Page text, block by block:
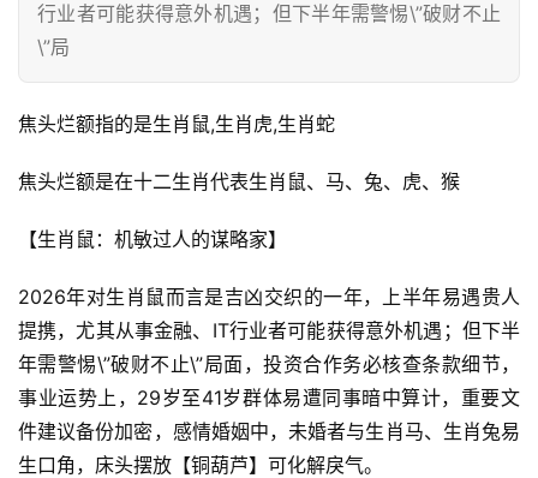
行业者可能获得意外机遇；但下半年需警惕\”破财不止
\”局
焦头烂额指的是生肖鼠,生肖虎,生肖蛇
焦头烂额是在十二生肖代表生肖鼠、马、兔、虎、猴
【生肖鼠：机敏过人的谋略家】
2026年对生肖鼠而言是吉凶交织的一年，上半年易遇贵人
提携，尤其从事金融、IT行业者可能获得意外机遇；但下半
年需警惕\”破财不止\”局面，投资合作务必核查条款细节，
事业运势上，29岁至41岁群体易遭同事暗中算计，重要文
件建议备份加密，感情婚姻中，未婚者与生肖马、生肖兔易
生口角，床头摆放【铜葫芦】可化解戾气。